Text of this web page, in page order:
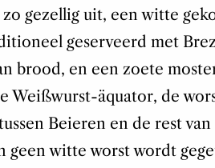
gezellig uit, een witte
geserveerd met
brood, en een zoete
Weißwurst-äquator, de
Beieren en de rest
geen witte worst wordt